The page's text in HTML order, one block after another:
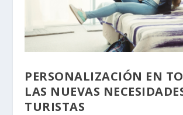
PERSONALIZACIÓN EN
LAS NUEVAS
TURISTAS